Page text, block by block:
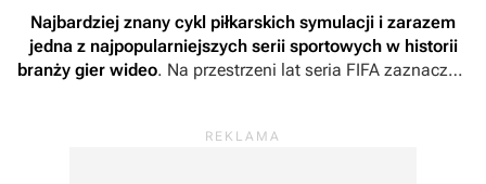
Najbardziej znany cykl piłkarskich symulacji i zarazem
jedna z najpopularniejszych serii sportowych w historii
branży gier wideo. Na przestrzeni lat seria FIFA zaznaczyła
skończywszy na urządzeniach mobilnych.